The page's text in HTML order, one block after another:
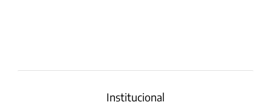
Institucional